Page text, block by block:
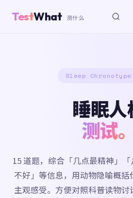
TestWhat 测什么
Sleep
睡眠人
测试。
15 道题，综合「几点最精神」
不好」等信息，用动物隐喻概
主观感受。方便对照科普读物